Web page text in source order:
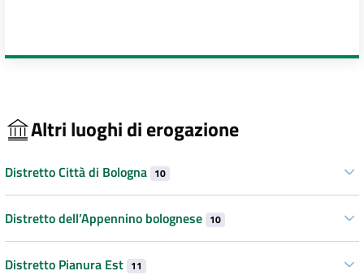
Altri luoghi di erogazione
Distretto Città di Bologna 10
Distretto dell’Appennino bolognese 10
Distretto Pianura Est 11